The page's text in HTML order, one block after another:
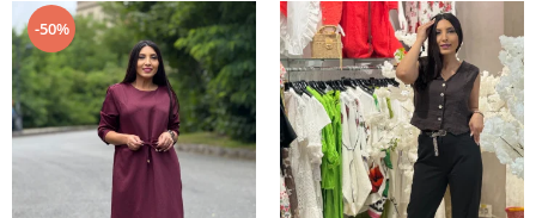
-50%